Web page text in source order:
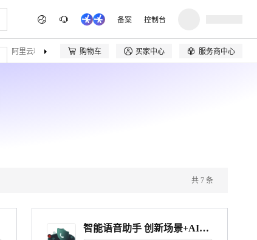
备案 控制台
阿里云精选 伙伴招募
 购物车  买家中心  服务商中心
共 7 条
智能语音助手 创新场景+AI赋能各行业